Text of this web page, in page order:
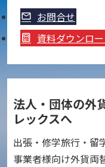
お問合せ
資料ダウンロ
法人・団体の外
レックスへ
出張・修学旅行・留
事業者様向け外貨両